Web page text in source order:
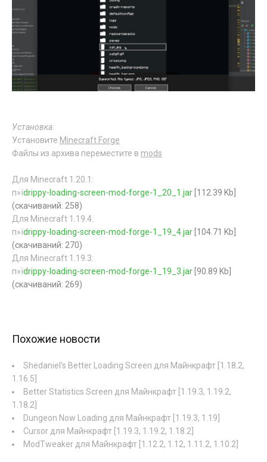
Установка:
Установите Minecraft Forge
Файлы из архива переместите в mods
Для Minecraft 1.20.1:
п»їdrippy-loading-screen-mod-forge-1_20_1.jar [112.39 Kb]
(cкачиваний: 258)
Для Minecraft 1.19.4:
п»їdrippy-loading-screen-mod-forge-1_19_4.jar [104.71 Kb]
(cкачиваний: 270)
Для Minecraft 1.19.3:
п»їdrippy-loading-screen-mod-forge-1_19_3.jar [90.89 Kb]
(cкачиваний: 269)
Похожие новости
Shedaniel’s Better Loading Screen для Майнкрафт [1.18.2,
1.16.5]
Better Statistics Screen для Майнкрафт [1.19.3, 1.19.2,
1.18.2]
Dungeon Now Loading для Майнкрафт [1.19.3, 1.19]
Cursor для Майнкрафт [1.19.3, 1.19.2, 1.18.2]
ModTweaker для Майнкрафт [1.12.2, 1.12, 1.11.2, 1.10.2]